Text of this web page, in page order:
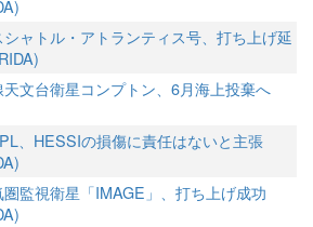
シャトル・アトランティス号、打ち上げ延
天文台衛星コンプトン、6月海上投棄へ
、HESSIの損傷に責任はないと主張
監視衛星「IMAGE」、打ち上げ成功